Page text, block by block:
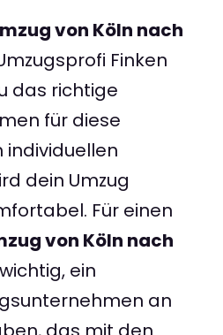
von Köln nach
Finken
das richtige
für diese
individuellen
dein Umzug
Für einen
von Köln nach
ein
an